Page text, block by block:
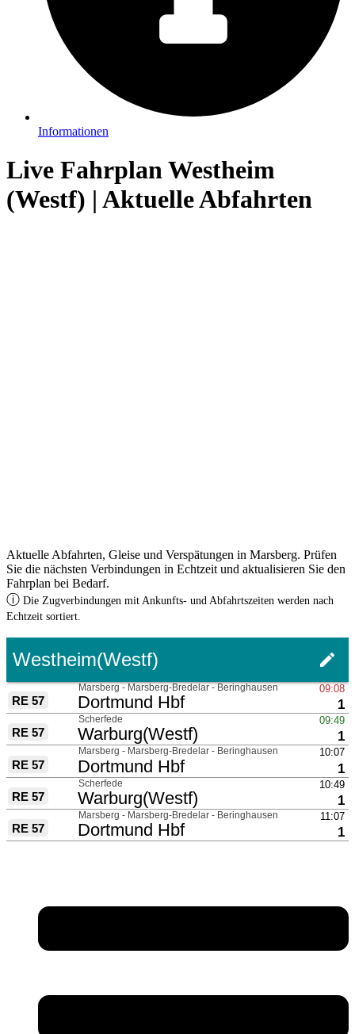
Informationen
Live Fahrplan Westheim
(Westf) | Aktuelle Abfahrten
Aktuelle Abfahrten, Gleise und Verspätungen in Marsberg. Prüfen
Sie die nächsten Verbindungen in Echtzeit und aktualisieren Sie den
Fahrplan bei Bedarf.
ⓘ Die Zugverbindungen mit Ankunfts- und Abfahrtszeiten werden nach
Echtzeit sortiert.